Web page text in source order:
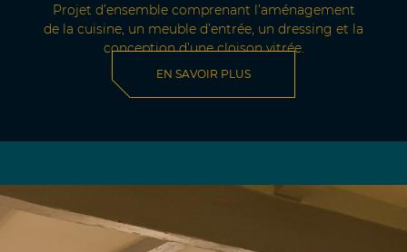
Projet d’ensemble comprenant l’aménagement
de la cuisine, un meuble d’entrée, un dressing et la
conception d’une cloison vitrée.
EN SAVOIR PLUS